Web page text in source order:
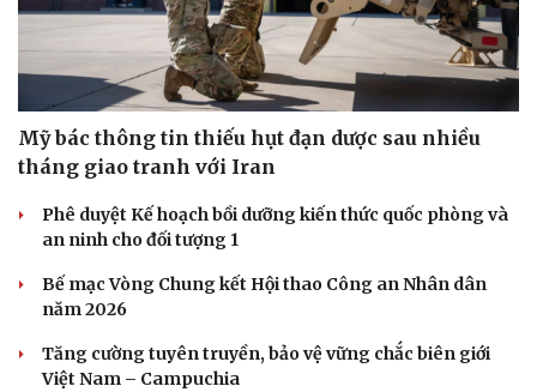
Doanh nghiệp
Thông tin doanh nghiệp
Doanh nghiệp 24h
Vì cộng đồng
Công nghệ
Sành điệu
Chuyển đổi số
Mỹ bác thông tin thiếu hụt đạn dược sau nhiều
tháng giao tranh với Iran
Phê duyệt Kế hoạch bồi dưỡng kiến thức quốc phòng và
an ninh cho đối tượng 1
Bế mạc Vòng Chung kết Hội thao Công an Nhân dân
năm 2026
Tăng cường tuyên truyền, bảo vệ vững chắc biên giới
Việt Nam – Campuchia